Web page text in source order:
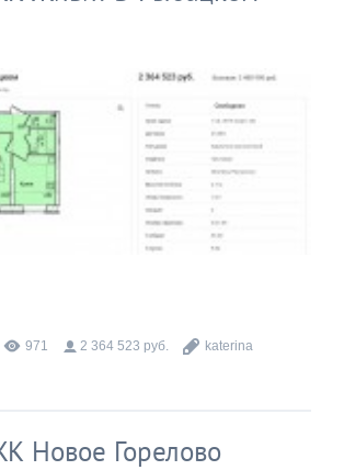
971 2 364 523 руб.
katerina
Новое Горелово